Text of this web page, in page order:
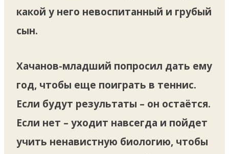
какой у него невоспитанный и грубый
сын.
Хачанов-младший попросил дать ему
год, чтобы еще поиграть в теннис.
Если будут результаты – он остаётся.
Если нет – уходит навсегда и пойдет
учить ненавистную биологию, чтобы